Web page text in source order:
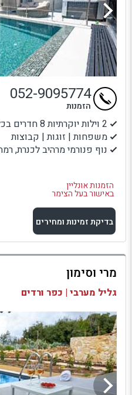
2 וילות יוקרתיות 8 חדרים בכל וילה
משפחות | זוגות | קבוצות
נוף פנורמי מרהיב לכנרת,
הזמנות אונליין
באישור בעל הצימר
052-9095774
הזמנות
בדיקת זמינות ומחירים
למתחם זה
בדיקת זמינות ומחירים
מרי וסימון
גליל מערבי | כפר ורדים